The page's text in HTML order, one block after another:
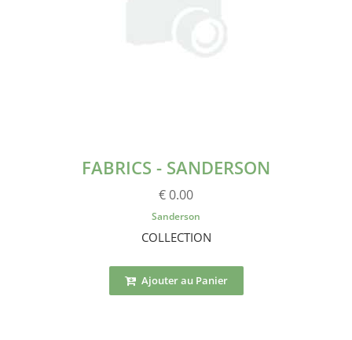
FABRICS - SANDERSON
€ 0.00
Sanderson
COLLECTION
Ajouter au Panier